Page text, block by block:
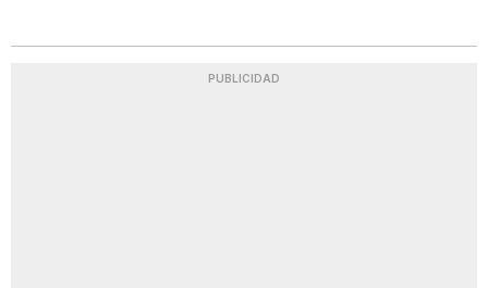
PUBLICIDAD